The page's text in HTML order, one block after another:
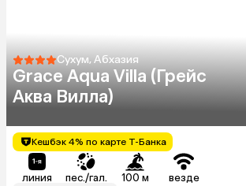
Сухум, Абхазия
Grace Aqua Villa (Грейс
Аква Вилла)
Кешбэк 4% по карте Т-Банка
линия пес./гал. 100 м везде